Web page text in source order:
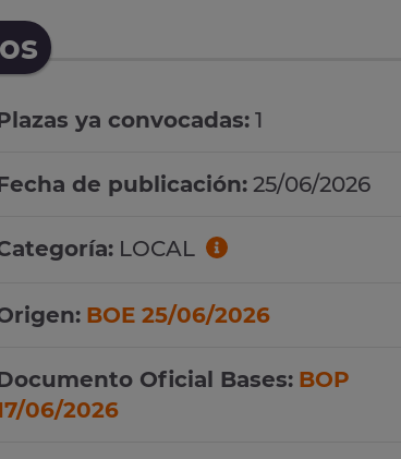
ya convocadas: 1
de publicación: 25/06/2026
LOCAL
BOE 25/06/2026
Oficial Bases: BOP
06/2026